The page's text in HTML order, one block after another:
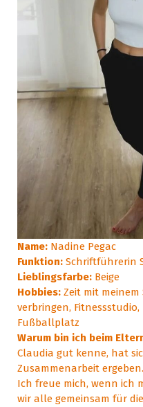
Name: Nadine Pegac
Funktion: Schriftführerin
Lieblingsfarbe: Beige
Hobbies: Zeit mit
verbringen,
Fußballplatz
Warum bin ich beim
Claudia gut kenne, hat
Zusammenarbeit ergeben.
Ich freue mich, wenn ich
wir alle gemeinsam für